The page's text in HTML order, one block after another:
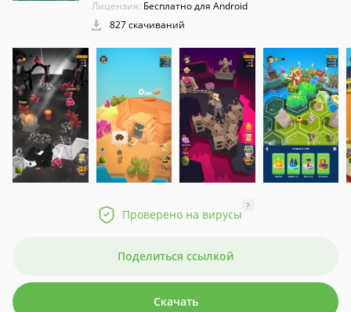
Лицензия: Бесплатно для Android
827 скачиваний
Проверено на вирусы
?
Поделиться ссылкой
Скачать